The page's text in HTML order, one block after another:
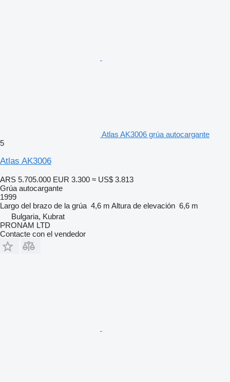
Atlas AK3006 grúa autocargante
5
Atlas AK3006
ARS 5.705.000 EUR 3.300 ≈ US$ 3.813
Grúa autocargante
1999
Largo del brazo de la grúa 4,6 m Altura de elevación 6,6 m
Bulgaria, Kubrat
PRONAM LTD
Contacte con el vendedor